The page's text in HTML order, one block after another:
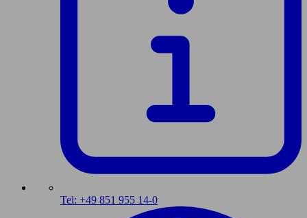
Tel: +49 851 955 14-0